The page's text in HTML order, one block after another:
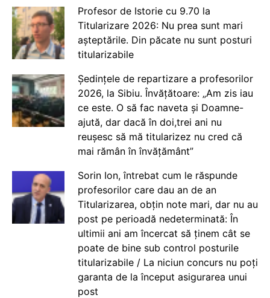
Profesor de Istorie cu 9.70 la
Titularizare 2026: Nu prea sunt mari
așteptările. Din păcate nu sunt posturi
titularizabile
Ședințele de repartizare a profesorilor
2026, la Sibiu. Învățătoare: „Am zis iau
ce este. O să fac naveta și Doamne-
ajută, dar dacă în doi,trei ani nu
reușesc să mă titularizez nu cred că
mai rămân în învățământ”
Sorin Ion, întrebat cum le răspunde
profesorilor care dau an de an
Titularizarea, obțin note mari, dar nu au
post pe perioadă nedeterminată: În
ultimii ani am încercat să ținem cât se
poate de bine sub control posturile
titularizabile / La niciun concurs nu poți
garanta de la început asigurarea unui
post